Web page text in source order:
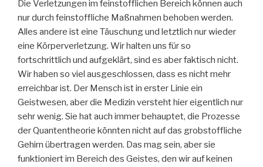
Die Verletzungen im feinstofflichen Bereich können auch
nur durch feinstoffliche Maßnahmen behoben werden.
Alles andere ist eine Täuschung und letztlich nur wieder
eine Körperverletzung. Wir halten uns für so
fortschrittlich und aufgeklärt, sind es aber faktisch nicht.
Wir haben so viel ausgeschlossen, dass es nicht mehr
erreichbar ist. Der Mensch ist in erster Linie ein
Geistwesen, aber die Medizin versteht hier eigentlich nur
sehr wenig. Sie hat auch immer behauptet, die Prozesse
der Quantentheorie könnten nicht auf das grobstoffliche
Gehirn übertragen werden. Das mag sein, aber sie
funktioniert im Bereich des Geistes, den wir auf keinen